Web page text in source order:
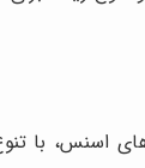
اسنس، با